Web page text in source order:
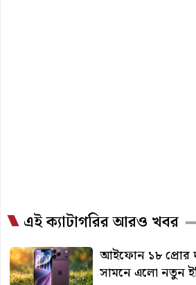
এই ক্যাটাগরির আরও খবর
আইফোন ১৮ প্রোর
সামনে এলো নতুন